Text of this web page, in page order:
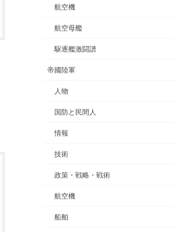
航空機
航空母艦
駆逐艦激闘譜
帝國陸軍
人物
国防と民間人
情報
技術
政策・戦略・戦術
航空機
船舶